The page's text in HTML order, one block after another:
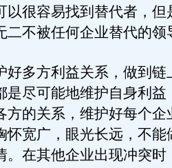
以很容易找到替代者，但
二不被任何企业替代的领
多方利益关系，做到链
是尽可能地维护自身利益
方的关系，维护好每个企
怀宽广，眼光长远，不能
。在其他企业出现冲突时